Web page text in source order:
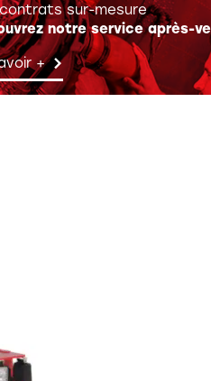
sur-mesure
notre service après-
+